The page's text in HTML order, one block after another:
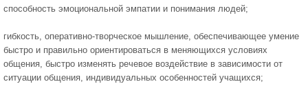
способность эмоциональной эмпатии и понимания людей;
гибкость, оперативно-творческое мышление, обеспечивающее умение
быстро и правильно ориентироваться в меняющихся условиях
общения, быстро изменять речевое воздействие в зависимости от
ситуации общения, индивидуальных особенностей учащихся;